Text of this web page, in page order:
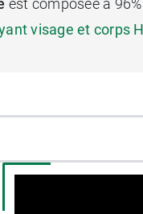
est composée à
visage et corps